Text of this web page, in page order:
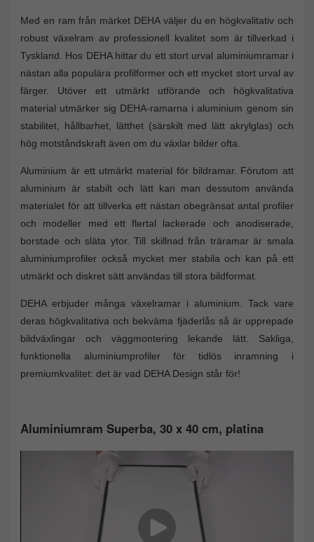
Med en ram från märket DEHA väljer du en högkvalitativ och
robust växelram av professionell kvalitet som är tillverkad i
Tyskland. Hos DEHA hittar du ett stort urval aluminiumramar i
nästan alla populära profilformer och ett mycket stort urval av
färger. Utöver ett utmärkt utförande och högkvalitativa
material utmärker sig DEHA-ramarna i aluminium genom sin
stabilitet, hållbarhet, lätthet (särskilt med lätt akrylglas) och
hög motståndskraft även om du växlar bilder ofta.
Aluminium är ett utmärkt material för bildramar. Förutom att
aluminium är stabilt och lätt kan man dessutom använda
materialet för att tillverka ett nästan obegränsat antal profiler
och modeller med ett flertal lackerade och anodiserade,
borstade och släta ytor. Till skillnad från träramar är smala
aluminiumprofiler också mycket mer stabila och kan på ett
utmärkt och diskret sätt användas till stora bildformat.
DEHA erbjuder många växelramar i aluminium. Tack vare
deras högkvalitativa och bekväma fjäderlås så är upprepade
bildväxlingar och väggmontering lekande lätt. Sakliga,
funktionella aluminiumprofiler för tidlös inramning i
premiumkvalitet: det är vad DEHA Design står för!
Aluminiumram Superba, 30 x 40 cm, platina